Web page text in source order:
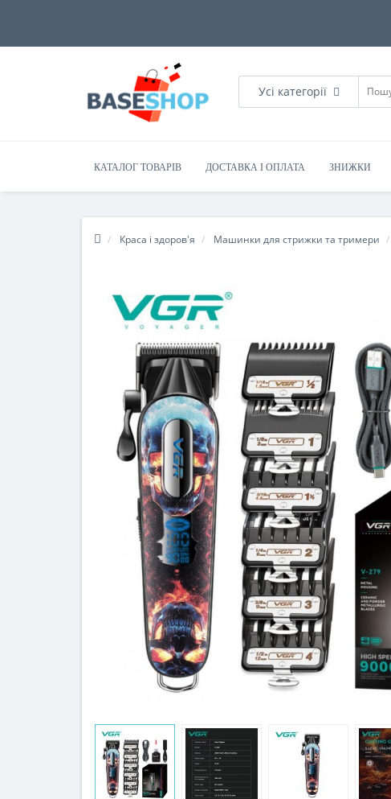
Усі категорії
КАТАЛОГ ТОВАРІВ ДОСТАВКА І ОПЛАТА ЗНИЖКИ
Краса і здоров'я Машинки для стрижки та тримери